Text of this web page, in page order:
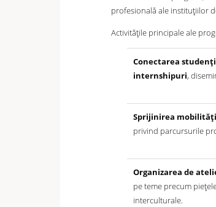
profesională ale instituțiilor
Activitățile principale ale
Conectarea
internshipuri,
Sprijinirea
privind parcursurile
Organizarea de
pe teme precum
interculturale.